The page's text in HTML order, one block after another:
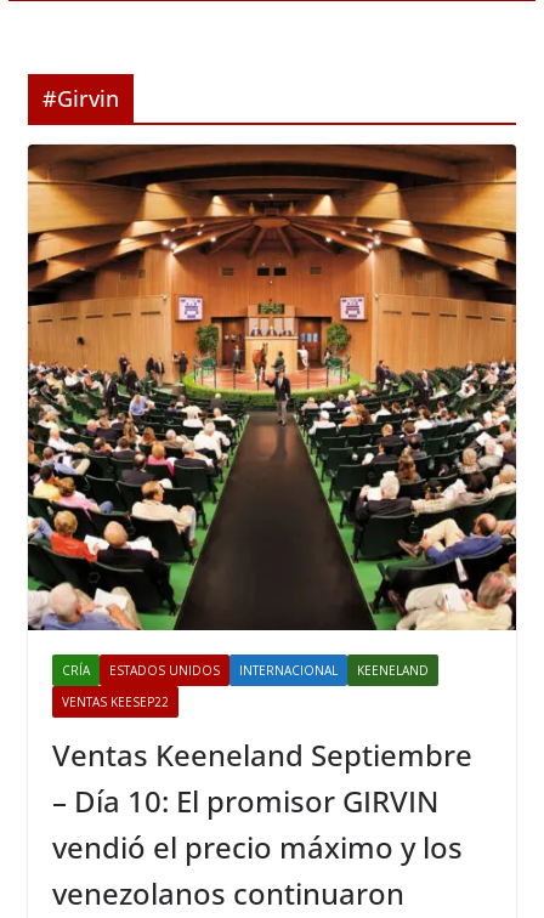
#Girvin
CRÍA ESTADOS UNIDOS INTERNACIONAL
KEENELAND
VENTAS KEESEP22
Ventas Keeneland Septiembre
– Día 10: El promisor GIRVIN
vendió el precio máximo y los
venezolanos continuaron